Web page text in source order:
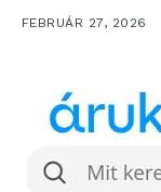
bizonytalanságok
FEBRUÁR 27, 2026